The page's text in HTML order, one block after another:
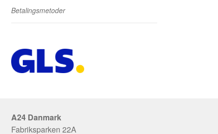
Betalingsmetoder
A24 Danmark
Fabriksparken 22A